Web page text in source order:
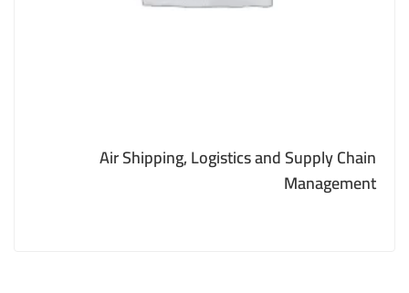
Air Shipping, Logistics and Supply Chain
Management